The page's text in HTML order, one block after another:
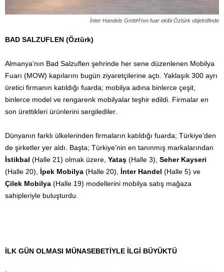
İnter Handels GmbH'nın fuar ekibi Öztürk objektifinde
BAD SALZUFLEN (Öztürk)
Almanya’nın Bad Salzuflen şehrinde her sene düzenlenen Mobilya
Fuarı (MOW) kapılarını bugün ziyaretçilerine açtı. Yaklaşık 300 ayrı
üretici firmanın katıldığı fuarda; mobilya adına binlerce çeşit,
binlerce model ve rengarenk mobilyalar teşhir edildi. Firmalar en
son ürettikleri ürünlerini sergilediler.
Dünyanın farklı ülkelerinden firmaların katıldığı fuarda; Türkiye’den
de şirketler yer aldı. Başta; Türkiye’nin en tanınmış markalarından
İstikbal (Halle 21) olmak üzere, Yataş (Halle 3), Seher Kayseri
(Halle 20), İpek Mobilya (Halle 20), İnter Handel (Halle 5) ve
Çilek Mobilya (Halle 19) modellerini mobilya satış mağaza
sahipleriyle buluşturdu.
İLK GÜN OLMASI MÜNASEBETİYLE İLGİ BÜYÜKTÜ